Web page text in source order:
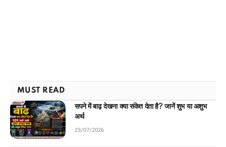
MUST READ
सपने में बाढ़ देखना क्या संकेत देता है? जानें शुभ या अशुभ
अर्थ
23/07/2026